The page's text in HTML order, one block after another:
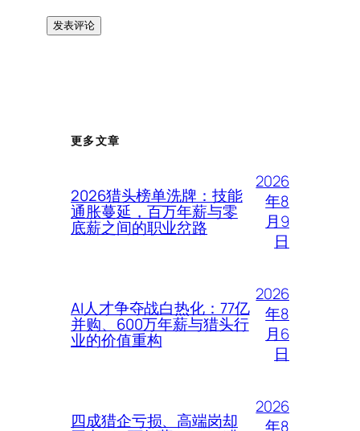
更多文章
2026猎头榜单洗牌：技能
通胀蔓延，百万年薪与零
底薪之间的职业岔路
2026
年8
月9
日
AI人才争夺战白热化：77亿
并购、600万年薪与猎头行
业的价值重构
2026
年8
月6
日
四成猎企亏损、高端岗却
2026
年8